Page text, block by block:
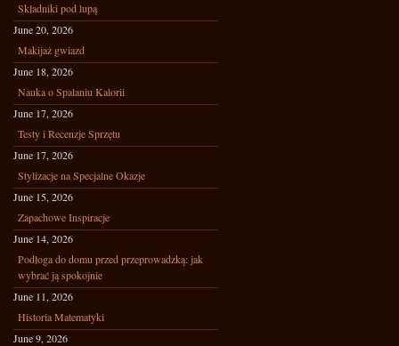
Składniki pod lupą
June 20, 2026
Makijaż gwiazd
June 18, 2026
Nauka o Spalaniu Kalorii
June 17, 2026
Testy i Recenzje Sprzętu
June 17, 2026
Stylizacje na Specjalne Okazje
June 15, 2026
Zapachowe Inspiracje
June 14, 2026
Podłoga do domu przed przeprowadzką: jak
wybrać ją spokojnie
June 11, 2026
Historia Matematyki
June 9, 2026